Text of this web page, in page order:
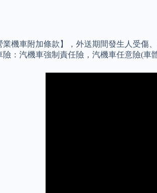
機車附加條款】，外送期間發生人受傷
：汽機車強制責任險，汽機車任意險(